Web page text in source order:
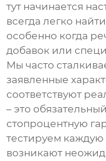
тут начинается
всегда легко
особенно когда
добавок или
Мы часто
заявленные
соответствуют
– это
стопроцентную
тестируем
возникают